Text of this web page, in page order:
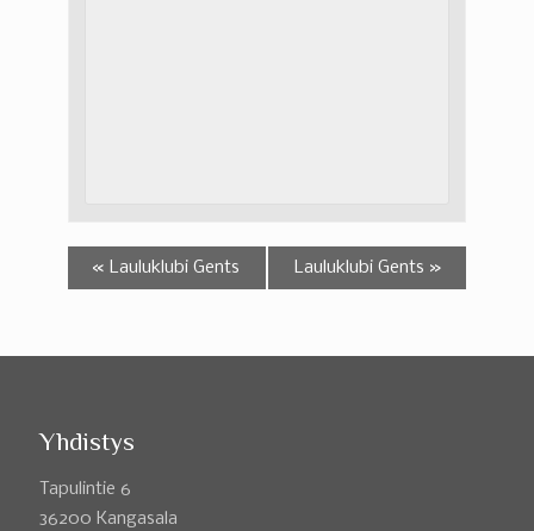
« Lauluklubi Gents Lauluklubi Gents »
Yhdistys
Tapulintie 6
36200 Kangasala